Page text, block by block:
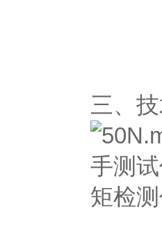
三、